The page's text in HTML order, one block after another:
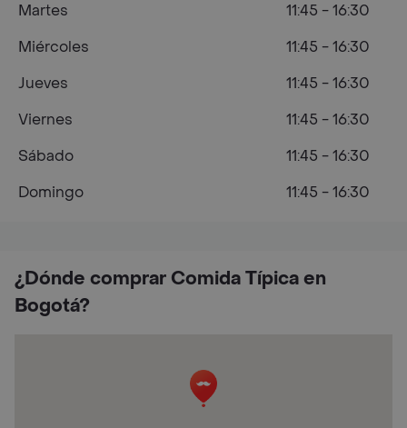
¿Dónde comprar Comida Típica en
Bogotá?
Martes
11:45 - 16:30
Miércoles
11:45 - 16:30
Jueves
11:45 - 16:30
Viernes
11:45 - 16:30
Sábado
11:45 - 16:30
Domingo
11:45 - 16:30